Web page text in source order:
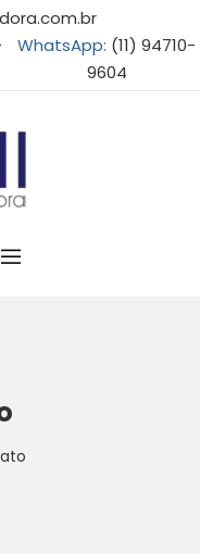
WhatsApp: (11) 94710-
9604